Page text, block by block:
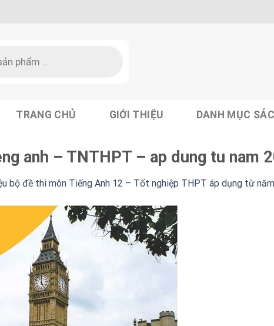
TRANG CHỦ GIỚI THIỆU DANH MỤC
anh – TNTHPT – ap dung tu nam
bộ đề thi môn Tiếng Anh 12 – Tốt nghiệp THPT áp dụng từ